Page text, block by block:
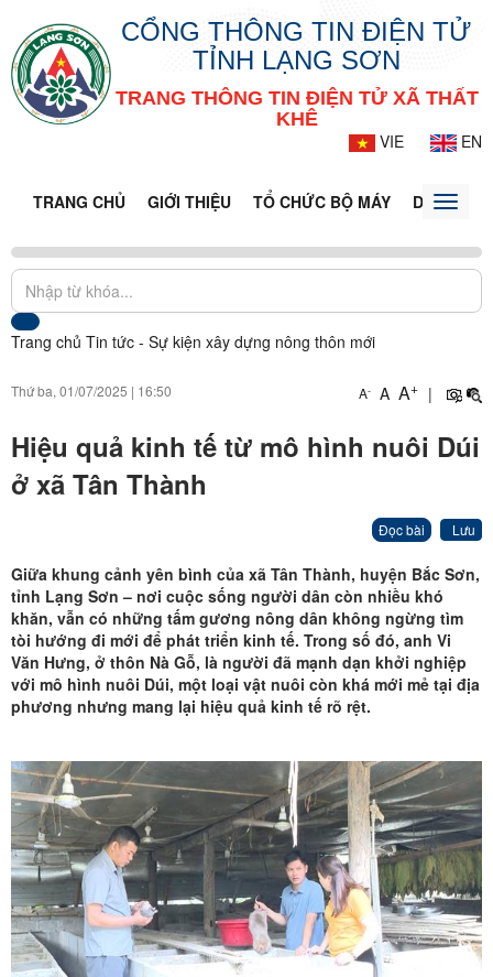
CỔNG THÔNG TIN ĐIỆN TỬ
TỈNH LẠNG SƠN
TRANG THÔNG TIN ĐIỆN TỬ XÃ THẤT
KHÊ
VIE
EN
TRANG CHỦ GIỚI THIỆU TỔ CHỨC BỘ MÁY DOANH
Toggle
Trang chủ Tin tức - Sự kiện xây dựng nông thôn mới
Thứ ba, 01/07/2025 | 16:50 A- A A+ |
Hiệu quả kinh tế từ mô hình nuôi Dúi
ở xã Tân Thành
Đọc bài Lưu
Giữa khung cảnh yên bình của xã Tân Thành, huyện Bắc Sơn,
tỉnh Lạng Sơn – nơi cuộc sống người dân còn nhiều khó
khăn, vẫn có những tấm gương nông dân không ngừng tìm
tòi hướng đi mới để phát triển kinh tế. Trong số đó, anh Vi
Văn Hưng, ở thôn Nà Gỗ, là người đã mạnh dạn khởi nghiệp
với mô hình nuôi Dúi, một loại vật nuôi còn khá mới mẻ tại địa
phương nhưng mang lại hiệu quả kinh tế rõ rệt.